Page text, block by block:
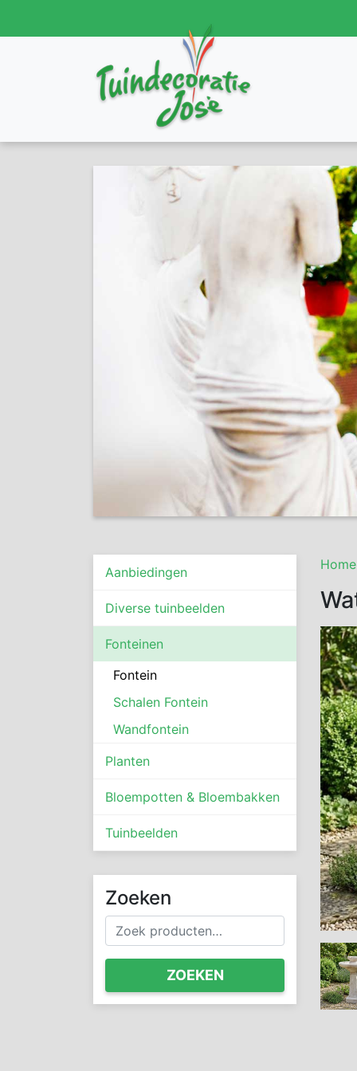
Aanbiedingen
Diverse tuinbeelden
Fonteinen
Fontein
Schalen Fontein
Wandfontein
Planten
Bloempotten & Bloembakken
Tuinbeelden
Zoeken
Zoeken
naar:
ZOEKEN
Home